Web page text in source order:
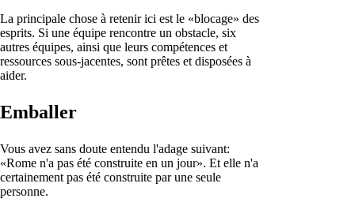
La principale chose à retenir ici est le «blocage» des
esprits. Si une équipe rencontre un obstacle, six
autres équipes, ainsi que leurs compétences et
ressources sous-jacentes, sont prêtes et disposées à
aider.
Emballer
Vous avez sans doute entendu l'adage suivant:
«Rome n'a pas été construite en un jour». Et elle n'a
certainement pas été construite par une seule
personne.